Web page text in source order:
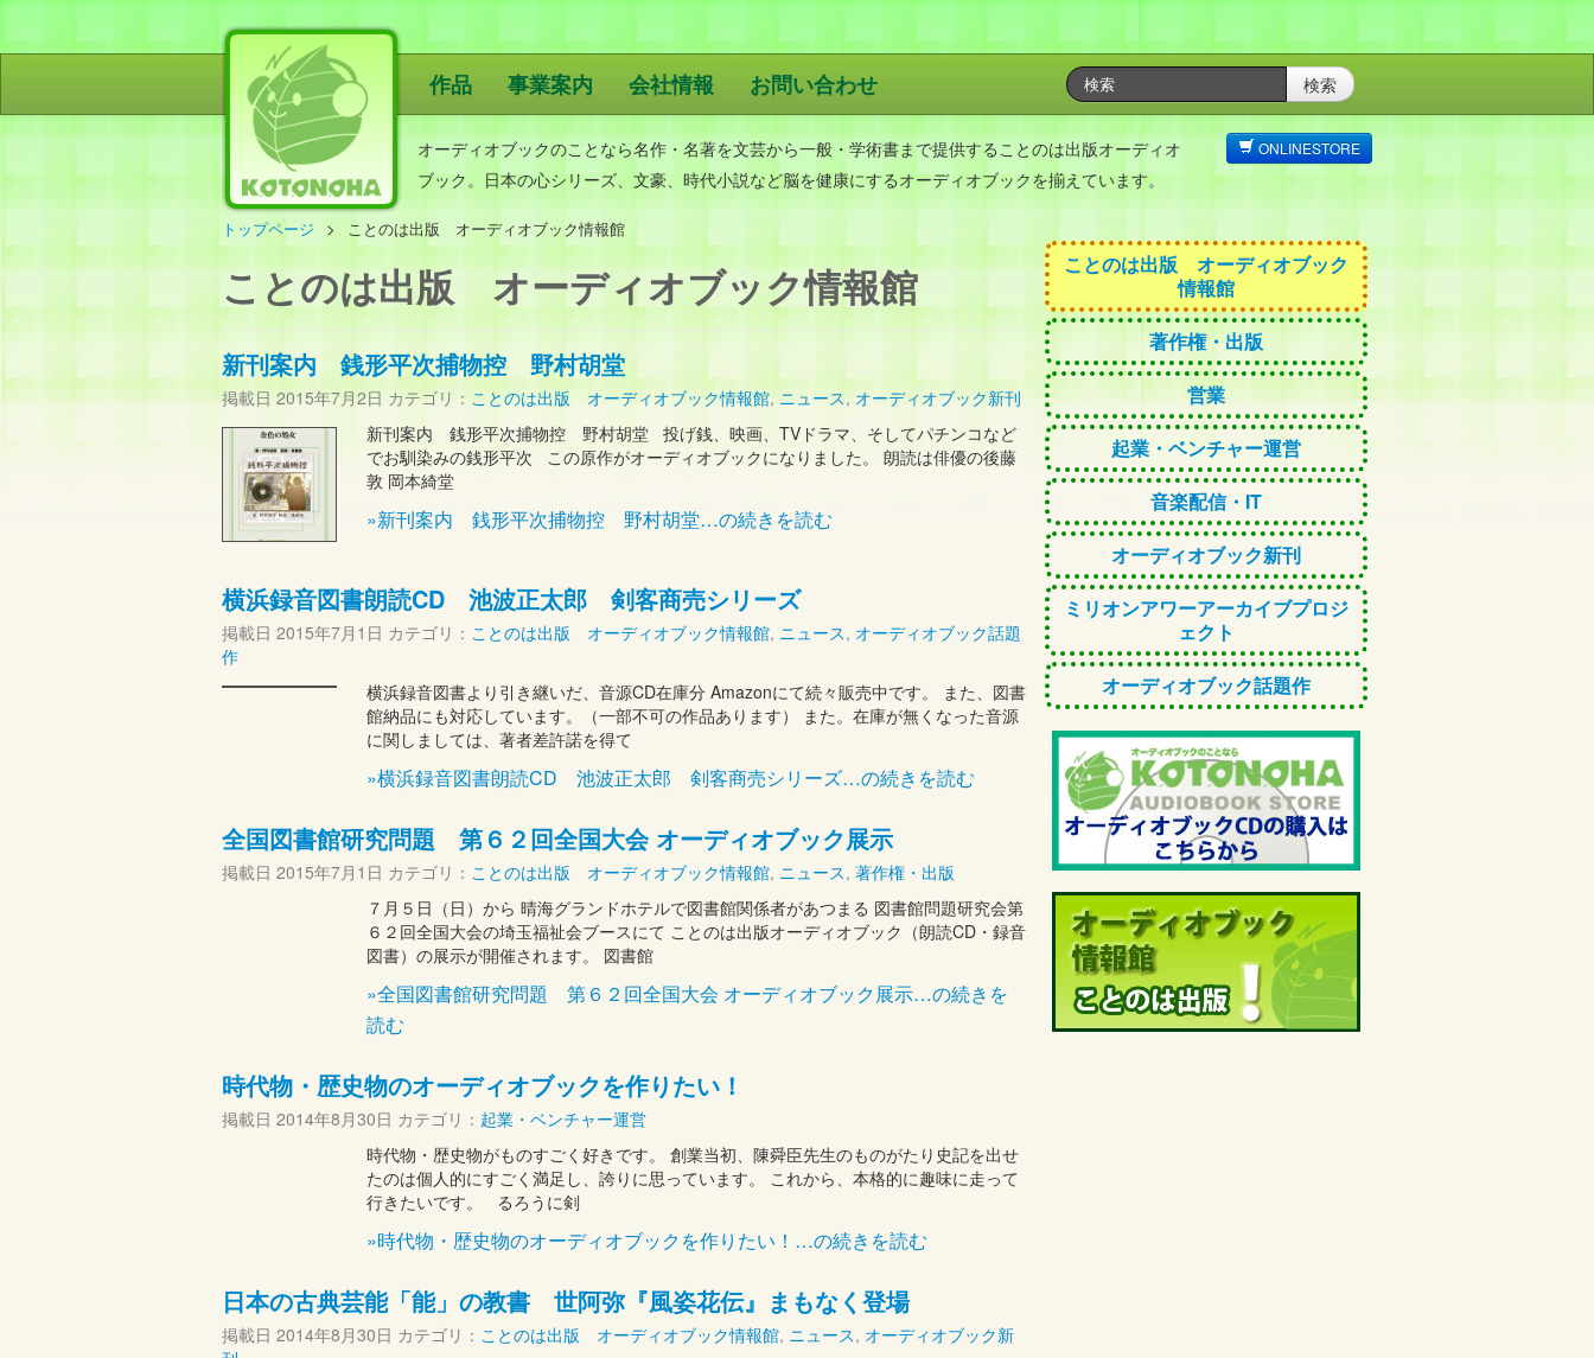
ことのは出版
作品 事業案内 会社情報 お問い合わせ 検索
オーディオブックのことなら名作・名著を文芸から一般・学術書まで提供することのは出版オーディオ
ブック。日本の心シリーズ、文豪、時代小説など脳を健康にするオーディオブックを揃えています。
ONLINESTORE
トップページ ことのは出版 オーディオブック情報館
ことのは出版 オーディオブック情報館
新刊案内 銭形平次捕物控 野村胡堂
掲載日 2015年7月2日 カテゴリ： ことのは出版 オーディオブック情報館, ニュース, オーディオブック新刊
新刊案内 銭形平次捕物控 野村胡堂 投げ銭、映画、TVドラマ、そしてパチンコなど
でお馴染みの銭形平次 この原作がオーディオブックになりました。 朗読は俳優の後藤
敦 岡本綺堂
»新刊案内 銭形平次捕物控 野村胡堂…の続きを読む
横浜録音図書朗読CD 池波正太郎 剣客商売シリーズ
掲載日 2015年7月1日 カテゴリ： ことのは出版 オーディオブック情報館, ニュース, オーディオブック話題
作
横浜録音図書より引き継いだ、音源CD在庫分 Amazonにて続々販売中です。 また、図書
館納品にも対応しています。（一部不可の作品あります） また。在庫が無くなった音源
に関しましては、著者差許諾を得て
»横浜録音図書朗読CD 池波正太郎 剣客商売シリーズ…の続きを読む
全国図書館研究問題 第６２回全国大会 オーディオブック展示
掲載日 2015年7月1日 カテゴリ： ことのは出版 オーディオブック情報館, ニュース, 著作権・出版
７月５日（日）から 晴海グランドホテルで図書館関係者があつまる 図書館問題研究会第
６２回全国大会の埼玉福祉会ブースにて ことのは出版オーディオブック（朗読CD・録音
図書）の展示が開催されます。 図書館
»全国図書館研究問題 第６２回全国大会 オーディオブック展示…の続きを
読む
時代物・歴史物のオーディオブックを作りたい！
掲載日 2014年8月30日 カテゴリ： 起業・ベンチャー運営
時代物・歴史物がものすごく好きです。 創業当初、陳舜臣先生のものがたり史記を出せ
たのは個人的にすごく満足し、誇りに思っています。 これから、本格的に趣味に走って
行きたいです。 るろうに剣
»時代物・歴史物のオーディオブックを作りたい！…の続きを読む
日本の古典芸能「能」の教書 世阿弥『風姿花伝』まもなく登場
掲載日 2014年8月30日 カテゴリ： ことのは出版 オーディオブック情報館, ニュース, オーディオブック新
ことのは出版 オーディオブック
情報館
著作権・出版
営業
起業・ベンチャー運営
音楽配信・IT
オーディオブック新刊
ミリオンアワーアーカイブプロジ
ェクト
オーディオブック話題作